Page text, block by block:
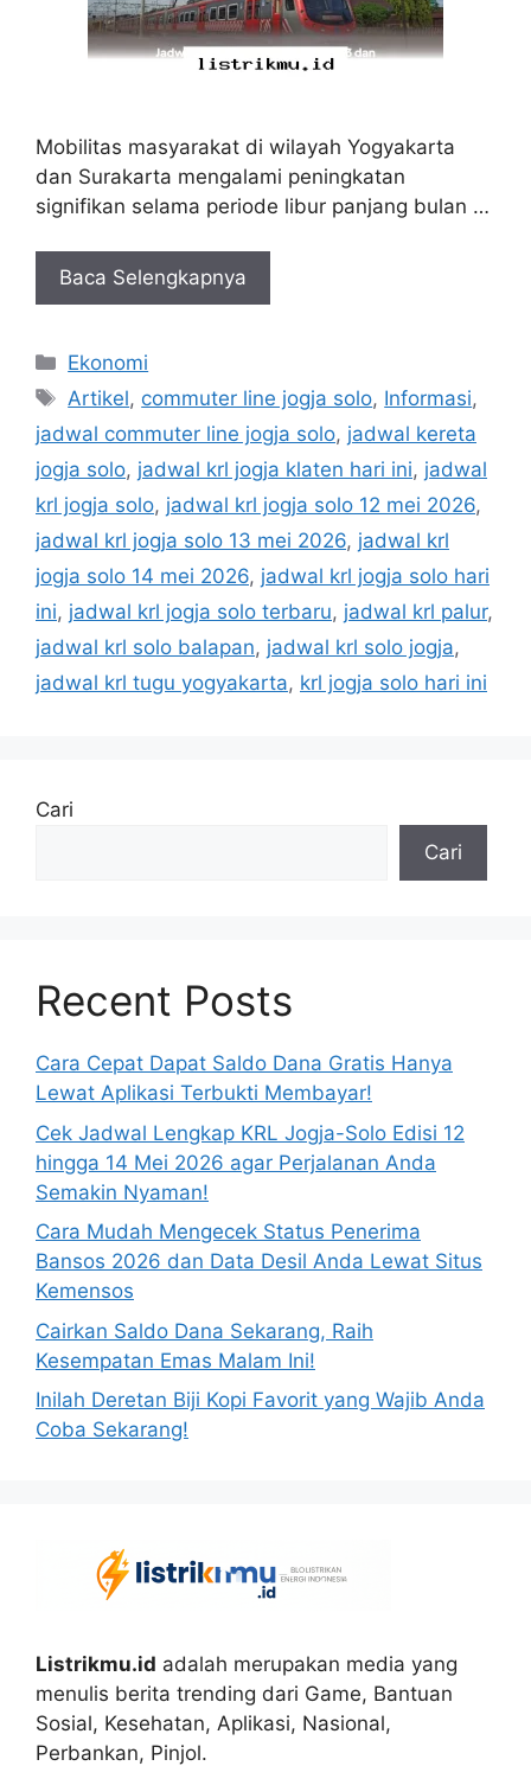
Mobilitas masyarakat di wilayah Yogyakarta
dan Surakarta mengalami peningkatan
signifikan selama periode libur panjang bulan …
Baca Selengkapnya
Kategori
Ekonomi
Tag
Artikel, commuter line jogja solo, Informasi,
jadwal commuter line jogja solo, jadwal kereta
jogja solo, jadwal krl jogja klaten hari ini, jadwal
krl jogja solo, jadwal krl jogja solo 12 mei 2026,
jadwal krl jogja solo 13 mei 2026, jadwal krl
jogja solo 14 mei 2026, jadwal krl jogja solo hari
ini, jadwal krl jogja solo terbaru, jadwal krl palur,
jadwal krl solo balapan, jadwal krl solo jogja,
jadwal krl tugu yogyakarta, krl jogja solo hari ini
Cari
Cari
Recent Posts
Cara Cepat Dapat Saldo Dana Gratis Hanya
Lewat Aplikasi Terbukti Membayar!
Cek Jadwal Lengkap KRL Jogja-Solo Edisi 12
hingga 14 Mei 2026 agar Perjalanan Anda
Semakin Nyaman!
Cara Mudah Mengecek Status Penerima
Bansos 2026 dan Data Desil Anda Lewat Situs
Kemensos
Cairkan Saldo Dana Sekarang, Raih
Kesempatan Emas Malam Ini!
Inilah Deretan Biji Kopi Favorit yang Wajib Anda
Coba Sekarang!
Listrikmu.id adalah merupakan media yang
menulis berita trending dari Game, Bantuan
Sosial, Kesehatan, Aplikasi, Nasional,
Perbankan, Pinjol.